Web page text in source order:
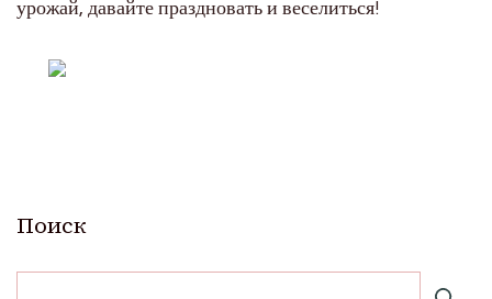
урожай, давайте праздновать и веселиться!
Поиск